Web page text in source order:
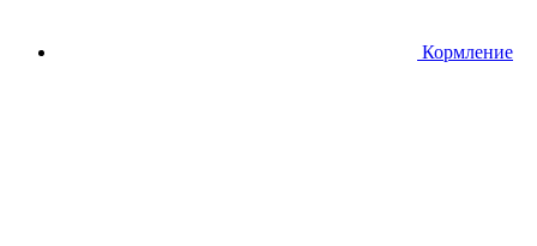
Кормление